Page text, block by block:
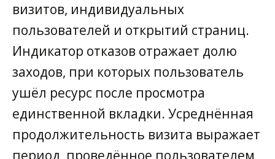
визитов, индивидуальных
пользователей и открытий страниц.
Индикатор отказов отражает долю
заходов, при которых пользователь
ушёл ресурс после просмотра
единственной вкладки. Усреднённая
продолжительность визита выражает
период, проведённое пользователем